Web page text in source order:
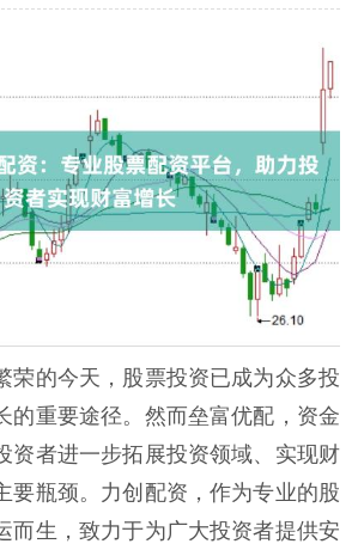
荣的今天，股票投资已成为众多投
的重要途径。然而垒富优配，资金
资者进一步拓展投资领域、实现财
要瓶颈。力创配资，作为专业的股
而生，致力于为广大投资者提供安